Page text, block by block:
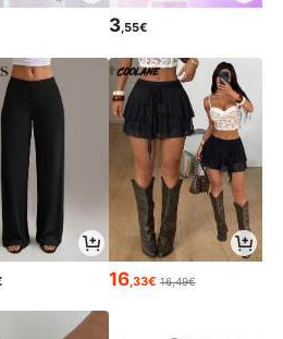
3,55€
16 ,33€ 16,49€